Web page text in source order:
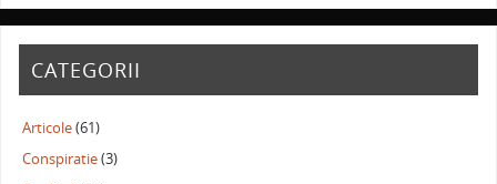
CATEGORII
Articole(61)
Conspiratie(3)